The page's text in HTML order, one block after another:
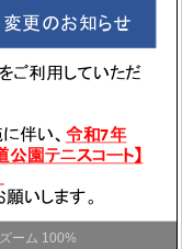
ズーム 100%